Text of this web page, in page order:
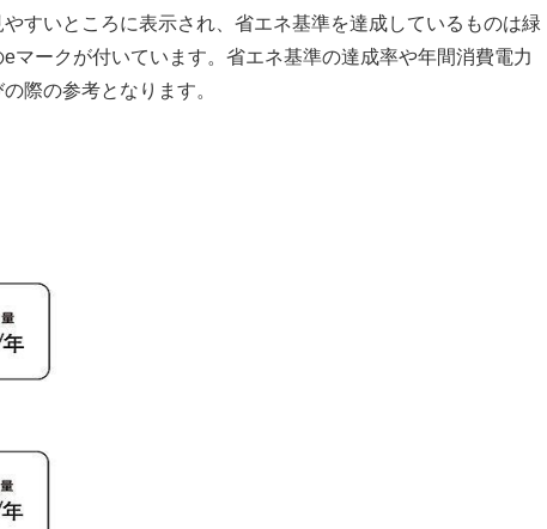
すいところに表示され、省エネ基準を達成しているものは緑
マークが付いています。省エネ基準の達成率や年間消費電力
際の参考となります。